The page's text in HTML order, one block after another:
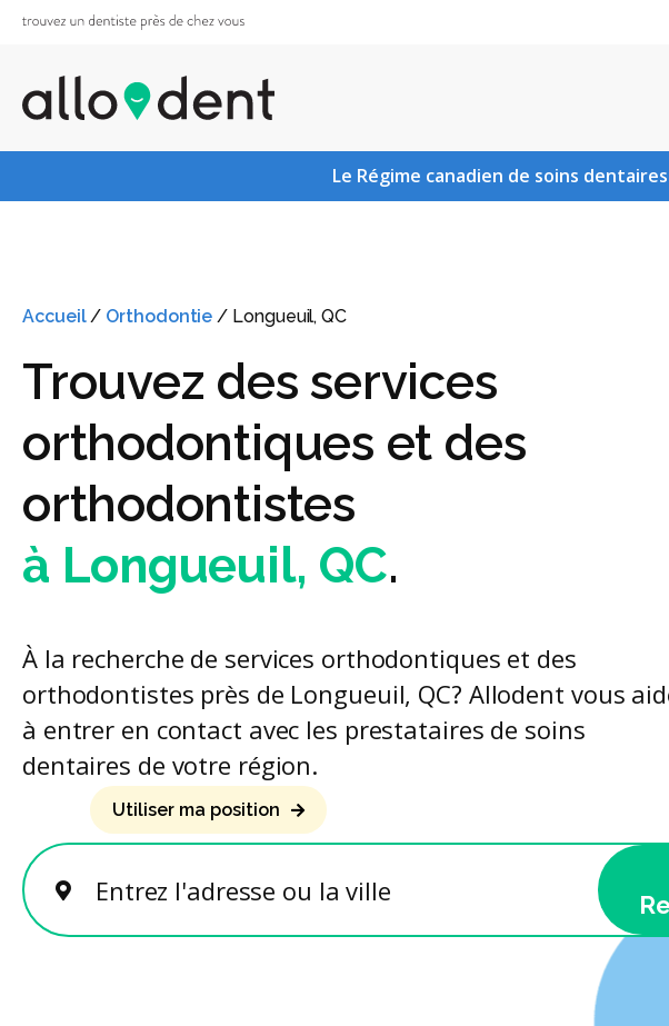
Le Régime canadien de soins
Accueil/ Orthodontie / Longueuil, QC
Trouvez des services
orthodontiques et des
orthodontistes
à Longueuil, QC.
À la recherche de services orthodontiques et des
orthodontistes près de Longueuil, QC? Allodent vous
à entrer en contact avec les prestataires de soins
dentaires de votre région.
Entrez l'adresse ou la ville
Utiliser ma position